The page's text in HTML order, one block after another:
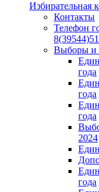
Избирательная
Контакты
Телефон
Выборы и
года
года
года
2024
года